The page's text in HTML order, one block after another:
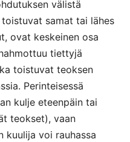
välistä
samat tai lähes
ovat keskeinen osa
tiettyjä
toistuvat teoksen
Perinteisessä
kulje eteenpäin tai
teokset), vaan
kuulija voi rauhassa